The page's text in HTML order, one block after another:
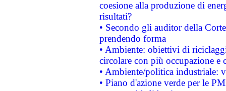
coesione alla produzione di
risultati?
• Secondo gli auditor della
prendendo forma
• Ambiente: obiettivi di
circolare con più occupazione e
• Ambiente/politica industriale:
• Piano d'azione verde per le